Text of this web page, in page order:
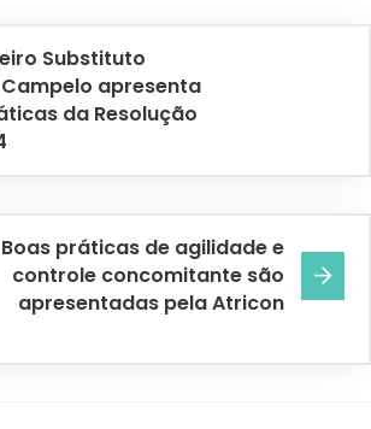
Substituto
apresenta
da Resolução
Boas práticas de agilidade e
controle concomitante são
apresentadas pela Atricon